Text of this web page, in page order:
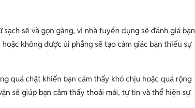
sẽ và gọn gàng, vì nhà tuyển dụng sẽ đánh giá bạn
không được ủi phẳng sẽ tạo cảm giác bạn thiếu sự
quá chật khiến bạn cảm thấy khó chịu hoặc quá rộng
sẽ giúp bạn cảm thấy thoải mái, tự tin và thể hiện sự